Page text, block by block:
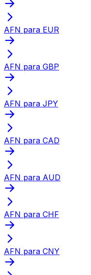
AFN para EUR
AFN para GBP
AFN para JPY
AFN para CAD
AFN para AUD
AFN para CHF
AFN para CNY